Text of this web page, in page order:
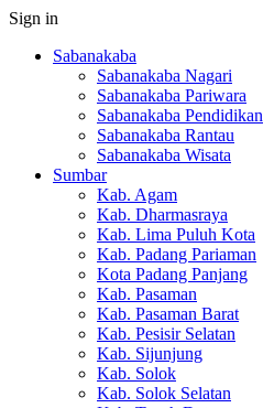
Sign in
Sabanakaba
Sabanakaba Nagari
Sabanakaba Pariwara
Sabanakaba Pendidikan
Sabanakaba Rantau
Sabanakaba Wisata
Sumbar
Kab. Agam
Kab. Dharmasraya
Kab. Lima Puluh Kota
Kab. Padang Pariaman
Kota Padang Panjang
Kab. Pasaman
Kab. Pasaman Barat
Kab. Pesisir Selatan
Kab. Sijunjung
Kab. Solok
Kab. Solok Selatan